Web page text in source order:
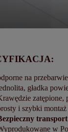
na
gładka
zatępione,
i szybki
w